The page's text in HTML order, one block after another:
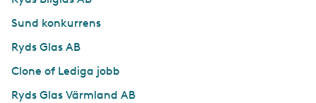
Sund konkurrens
Ryds Glas AB
Clone of Lediga jobb
Ryds Glas Värmland AB